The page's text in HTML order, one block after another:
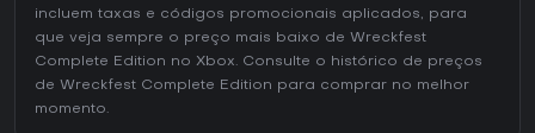
incluem taxas e códigos promocionais aplicados, para
que veja sempre o preço mais baixo de Wreckfest
Complete Edition no Xbox. Consulte o histórico de preços
de Wreckfest Complete Edition para comprar no melhor
momento.